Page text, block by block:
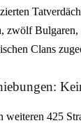
zwölf Bulgaren,
Clans
weiteren 425